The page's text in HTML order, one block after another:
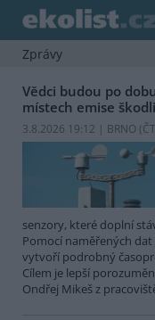
Zprávy
Vědci budou po
místech emise
3.8.2026 19:12 | BRNO (
senzory, které doplní
Pomocí naměřených
vytvoří podrobný
Cílem je lepší
Ondřej Mikeš z